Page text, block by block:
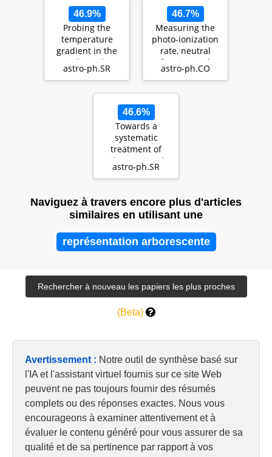
46.9%
Probing the
temperature
gradient in the
core boundary
layer of stars with
astro-ph.SR
46.7%
Measuring the
photo-ionization
rate, neutral
fraction and
mean free path
astro-ph.CO
46.6%
Towards a
systematic
treatment of
observational
uncertainties in
astro-ph.SR
Naviguez à travers encore plus d'articles
similaires en utilisant une
représentation arborescente
(Beta)
Avertissement : Notre outil de synthèse basé sur
l'IA et l'assistant virtuel fournis sur ce site Web
peuvent ne pas toujours fournir des résumés
complets ou des réponses exactes. Nous vous
encourageons à examiner attentivement et à
évaluer le contenu généré pour vous assurer de sa
qualité et de sa pertinence par rapport à vos